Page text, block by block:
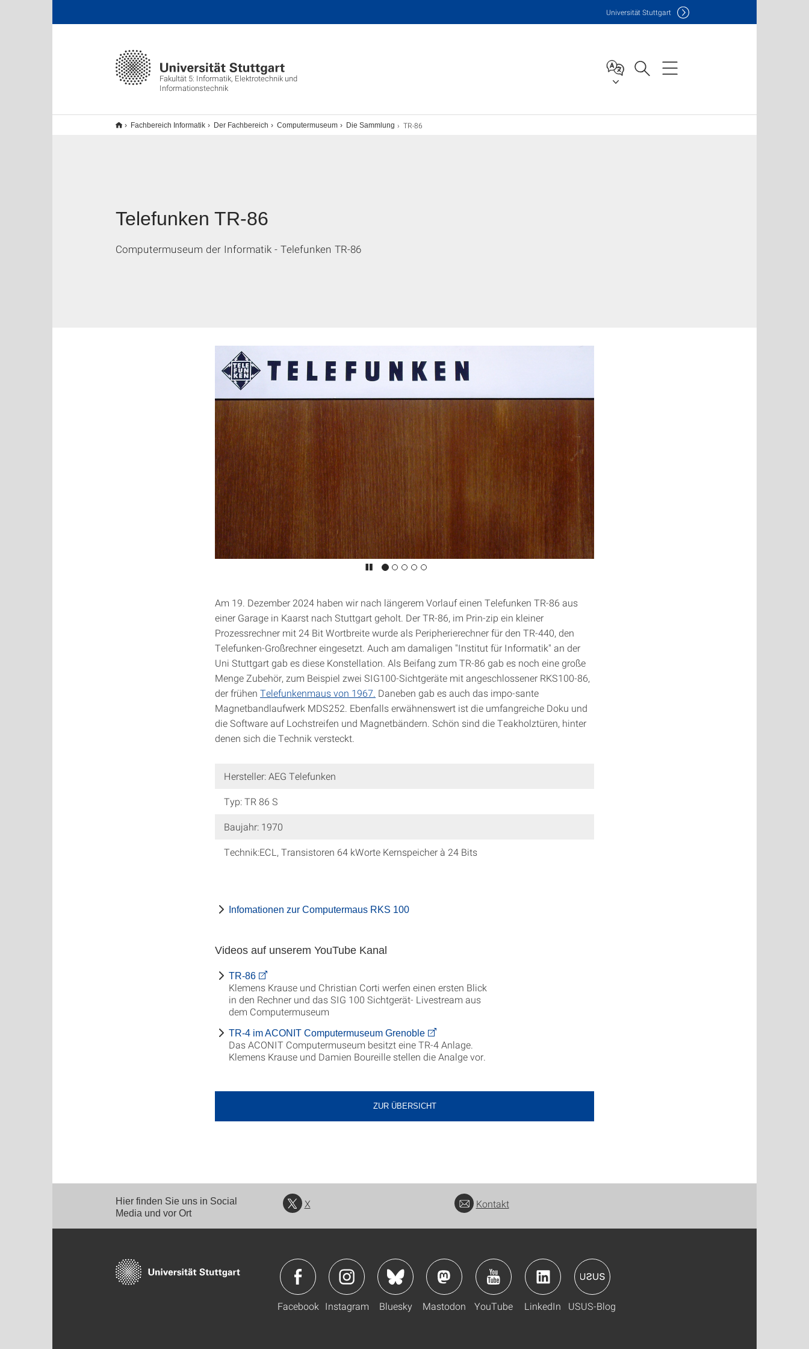
Fakultät 5: Informatik, Elektrotechnik und
Informationstechnik
Universität Stuttgart
Fachbereich Informatik Der Fachbereich Computermuseum Die Sammlung TR-86
Telefunken TR-86
Computermuseum der Informatik - Telefunken TR-86
Am 19. Dezember 2024 haben wir nach längerem Vorlauf einen Telefunken TR-86 aus
einer Garage in Kaarst nach Stuttgart geholt. Der TR-86, im Prin-zip ein kleiner
Prozessrechner mit 24 Bit Wortbreite wurde als Peripherierechner für den TR-440, den
Telefunken-Großrechner eingesetzt. Auch am damaligen "Institut für Informatik" an der
Uni Stuttgart gab es diese Konstellation. Als Beifang zum TR-86 gab es noch eine große
Menge Zubehör, zum Beispiel zwei SIG100-Sichtgeräte mit angeschlossener RKS100-86,
der frühen Telefunkenmaus von 1967. Daneben gab es auch das impo-sante
Magnetbandlaufwerk MDS252. Ebenfalls erwähnenswert ist die umfangreiche Doku und
die Software auf Lochstreifen und Magnetbändern. Schön sind die Teakholztüren, hinter
denen sich die Technik versteckt.
Hersteller: AEG Telefunken
Typ: TR 86 S
Baujahr: 1970
Technik:ECL, Transistoren 64 kWorte Kernspeicher à 24 Bits
Infomationen zur Computermaus RKS 100
Videos auf unserem YouTube Kanal
TR-86
Klemens Krause und Christian Corti werfen einen ersten Blick
in den Rechner und das SIG 100 Sichtgerät- Livestream aus
dem Computermuseum
TR-4 im ACONIT Computermuseum Grenoble
Das ACONIT Computermuseum besitzt eine TR-4 Anlage.
Klemens Krause und Damien Boureille stellen die Analge vor.
ZUR ÜBERSICHT
Hier finden Sie uns in Social
Media und vor Ort
X Kontakt
Facebook Instagram Bluesky Mastodon YouTube LinkedIn USUS-Blog